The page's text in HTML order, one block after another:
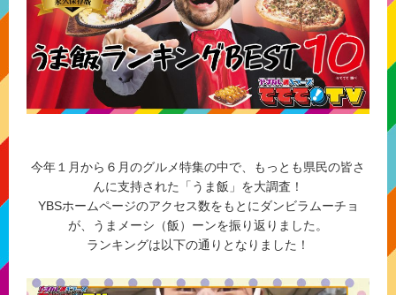
今年１月から６月のグルメ特集の中で、もっとも県民の皆さ
んに支持された「うま飯」を大調査！
YBSホームページのアクセス数をもとにダンビラムーチョ
が、うまメーシ（飯）ーンを振り返りました。
ランキングは以下の通りとなりました！